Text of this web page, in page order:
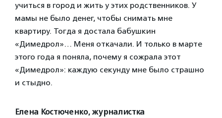
учиться в город и жить у этих родственников. У
мамы не было денег, чтобы снимать мне
квартиру. Тогда я достала бабушкин
«Димедрол»… Меня откачали. И только в марте
этого года я поняла, почему я сожрала этот
«Димедрол»: каждую секунду мне было страшно
и стыдно.
Елена Костюченко, журналистка